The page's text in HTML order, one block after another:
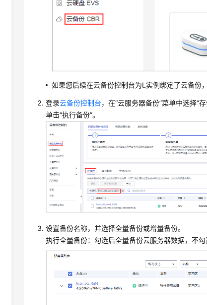
如果您后续在云备份控制台为L实例绑定了云备份
登录云备份控制台，在“云服务器备份”菜单中选择“
单击“执行备份”。
设置备份名称，并选择全量备份或增量备份。
执行全量备份：勾选后全量备份云服务器数据，不勾